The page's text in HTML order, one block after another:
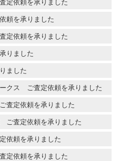
依頼を承りました
を承りました
依頼を承りました
りました
ました
クス ご査定依頼を承りました
定依頼を承りました
査定依頼を承りました
頼を承りました
依頼を承りました